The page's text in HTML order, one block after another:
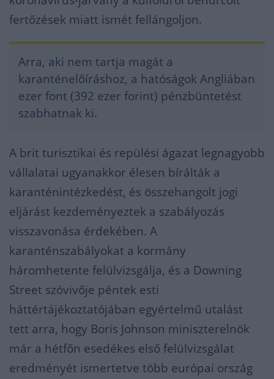
fertőzések miatt ismét fellángoljon.
Arra, aki nem tartja magát a
karanténelőíráshoz, a hatóságok Angliában
ezer font (392 ezer forint) pénzbüntetést
szabhatnak ki.
A brit turisztikai és repülési ágazat legnagyobb
vállalatai ugyanakkor élesen bírálták a
karanténintézkedést, és összehangolt jogi
eljárást kezdeményeztek a szabályozás
visszavonása érdekében. A
karanténszabályokat a kormány
háromhetente felülvizsgálja, és a Downing
Street szóvivője péntek esti
háttértájékoztatójában egyértelmű utalást
tett arra, hogy Boris Johnson miniszterelnök
már a hétfőn esedékes első felülvizsgálat
eredményét ismertetve több európai ország